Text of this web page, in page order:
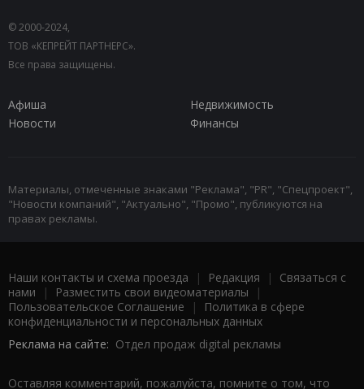
© 2000-2024,
ТОВ «КЕПРЕЙТ ПАРТНЕРС».
Все права защищены.
Афиша
Недвижимость
Новости
Финансы
Материалы, отмеченные знаками "Реклама", "PR", "Спецпроект",
"Новости компаний", "Актуально", "Промо", публикуются на
правах рекламы.
Наши контакты и схема проезда | Редакция | Связаться с
нами | Разместить свои видеоматериалы |
Пользовательское Соглашение |
Политика в сфере
конфиденциальности и персональных данных
Реклама на сайте: Отдел продаж digital рекламы
Оставляя комментарий, пожалуйста, помните о том, что